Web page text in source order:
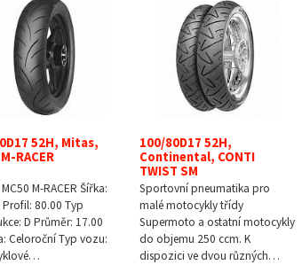
52H, Mitas,
RACER
M-RACER Šířka:
Profil: 80.00 Typ
D Průměr: 17.00
Celoroční Typ vozu:
100/80D17 52H,
Continental, CONTI
TWIST SM
Sportovní pneumatika pro
malé motocykly třídy
Supermoto a ostatní motocykly
do objemu 250 ccm. K
dispozici ve dvou různých…